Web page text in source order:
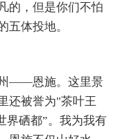
，但是你们不怕
五体投地。
——恩施。这里景
还被誉为"茶叶王
界硒都”。我为我有